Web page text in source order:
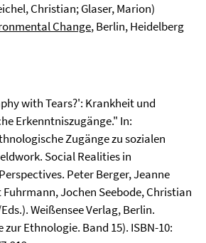
Christian; Glaser, Marion)
Change, Berlin, Heidelberg
with Tears?': Krankheit und
Erkenntniszugänge." In:
Zugänge zu sozialen
Social Realities in
Peter Berger, Jeanne
Jochen Seebode, Christian
Weißensee Verlag, Berlin.
Ethnologie. Band 15). ISBN-10: